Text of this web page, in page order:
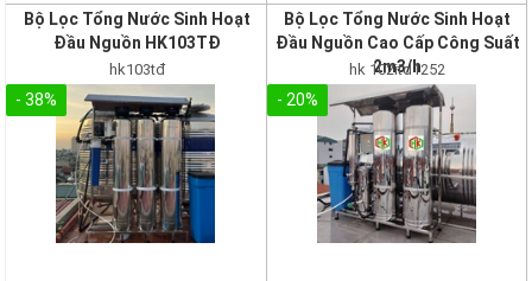
Bộ Lọc Tổng Nước Sinh Hoạt
Đầu Nguồn HK103TĐ
hk103tđ
- 38%
Bộ Lọc Tổng Nước Sinh Hoạt
Đầu Nguồn Cao Cấp Công Suất
2m3/h
hk 102itd1252
- 20%